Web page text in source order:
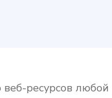
ресурсов